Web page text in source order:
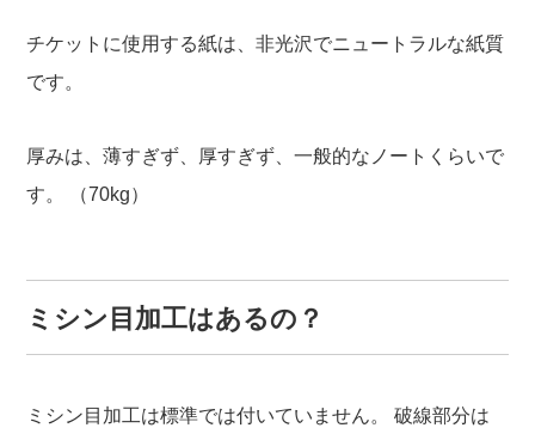
チケットに使用する紙は、非光沢でニュートラルな紙質
です。
厚みは、薄すぎず、厚すぎず、一般的なノートくらいで
す。
（70kg）
ミシン目加工はあるの？
ミシン目加工は標準では付いていません。
破線部分は